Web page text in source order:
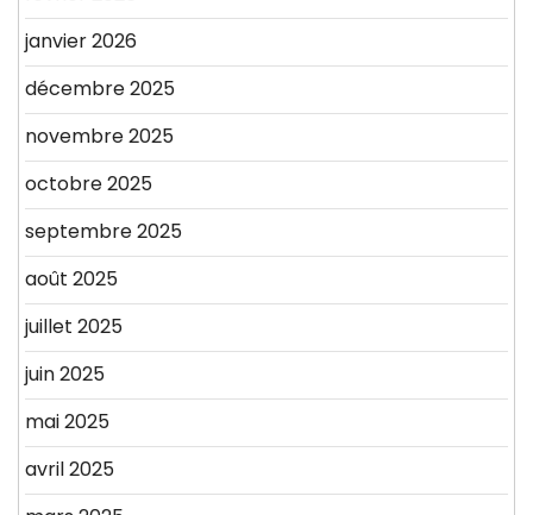
janvier 2026
décembre 2025
novembre 2025
octobre 2025
septembre 2025
août 2025
juillet 2025
juin 2025
mai 2025
avril 2025